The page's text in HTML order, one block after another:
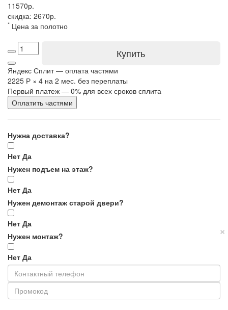
11570р.
скидка: 2670р.
* Цена за полотно
Купить
Яндекс Сплит — оплата частями
2225 Р × 4 на 2 мес. без переплаты
Первый платеж — 0% для всех сроков сплита
Оплатить частями
Нужна доставка?
Нет Да
Нужен подъем на этаж?
Нет Да
Нужен демонтаж старой двери?
Нет Да
Нужен монтаж?
Нет Да
×